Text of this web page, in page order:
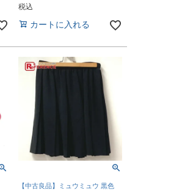
税込
カートに入れる
【中古良品】ミュウミュウ 黒色